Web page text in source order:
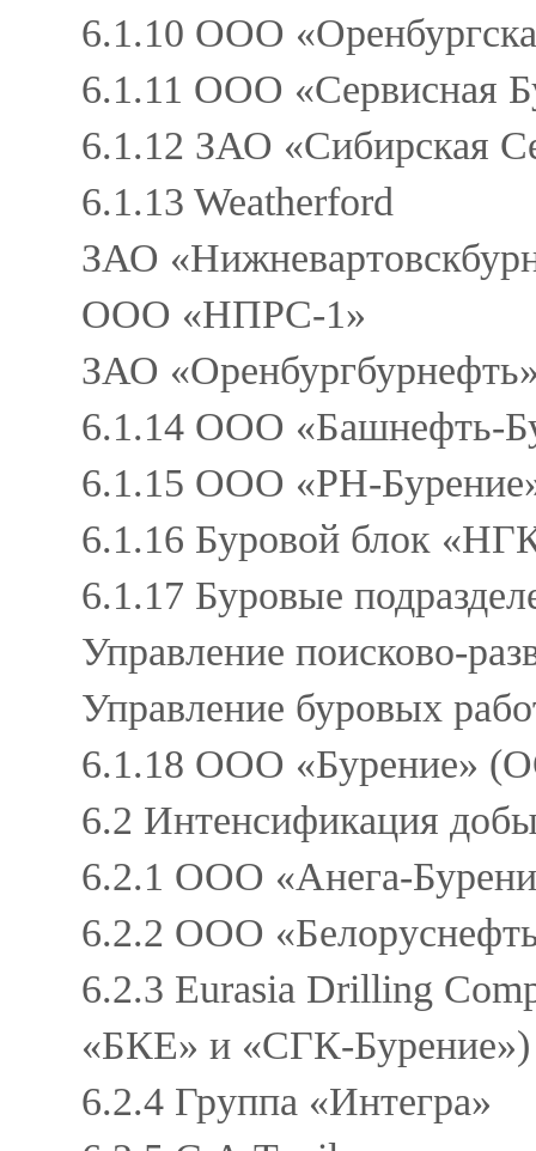
6.1.10 ООО
6.1.11 ООО «Сервисная
6.1.12 ЗАО «Сибирская
6.1.13 Weatherford
ЗАО
ООО «НПРС-1»
ЗАО
6.1.14 ООО «Башнефть-
6.1.15 ООО «РН-
6.1.16 Буровой блок
6.1.17 Буровые
Управление поисково-
Управление буровых
6.1.18 ООО «Бурение»
6.2 Интенсификация
6.2.1 ООО «Анега-
6.2.2 ООО
6.2.3 Eurasia Drilling
«БКЕ» и «СГК-Бурение»)
6.2.4 Группа «Интегра»